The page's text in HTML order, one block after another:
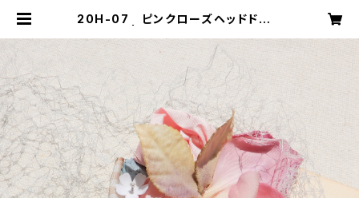
20H-07 ピンクローズヘッドドレス